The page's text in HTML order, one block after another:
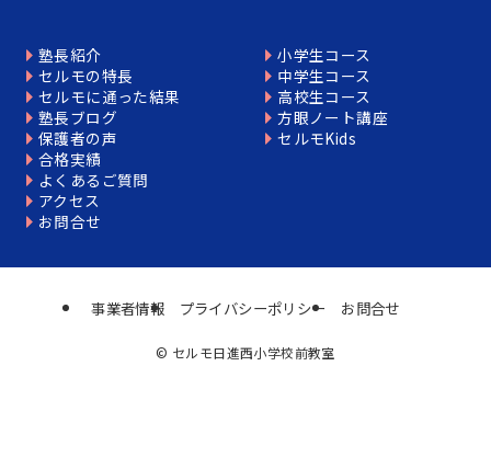
塾長紹介
セルモの特長
セルモに通った結果
塾長ブログ
保護者の声
合格実績
小学生コース
中学生コース
高校生コース
方眼ノート講座
セルモKids
よくあるご質問
アクセス
お問合せ
事業者情報 プライバシーポリシー お問合せ
© セルモ日進西小学校前教室